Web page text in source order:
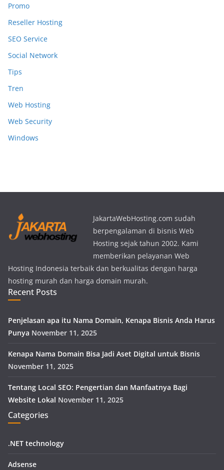
Promo
Reseller Hosting
SEO Service
Social Network
Tips
Tren
Web Hosting
Web Security
Windows
JakartaWebHosting.com sudah
berpengalaman di bisnis Web
Hosting sejak tahun 2002. Kami
memberikan pelayanan Web
Hosting Indonesia terbaik dan berkualitas dengan harga
hosting murah dan harga domain murah.
Recent Posts
Penjelasan apa itu Nama Domain, Kenapa Bisnis Anda Harus
Punya November 11, 2025
Kenapa Nama Domain Bisa Jadi Aset Digital untuk Bisnis
November 11, 2025
Tentang Local SEO: Pengertian dan Manfaatnya Bagi
Website Lokal November 11, 2025
Categories
.NET technology
Adsense